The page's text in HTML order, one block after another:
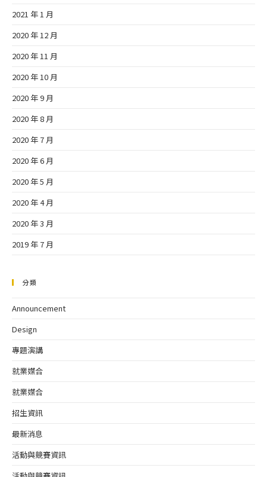
2021 年 1 月
2020 年 12 月
2020 年 11 月
2020 年 10 月
2020 年 9 月
2020 年 8 月
2020 年 7 月
2020 年 6 月
2020 年 5 月
2020 年 4 月
2020 年 3 月
2019 年 7 月
分類
Announcement
Design
專題演講
就業媒合
就業媒合
招生資訊
最新消息
活動與競賽資訊